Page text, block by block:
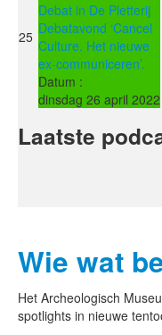
25
Debat in De Pletterij
Debatavond ‘Cancel
Culture. Het nieuwe
ex-communiceren’.
Datum :
dinsdag 26 april 2022
Laatste
Wie wat
Het Archeologisch
spotlights in nieuwe